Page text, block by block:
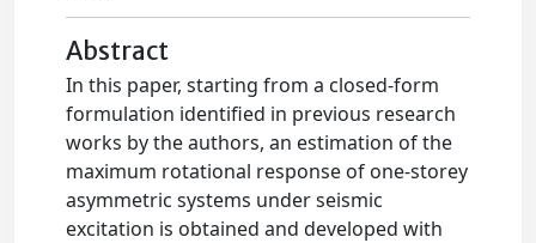
Abstract
In this paper, starting from a closed-form
formulation identified in previous research
works by the authors, an estimation of the
maximum rotational response of one-storey
asymmetric systems under seismic
excitation is obtained and developed with